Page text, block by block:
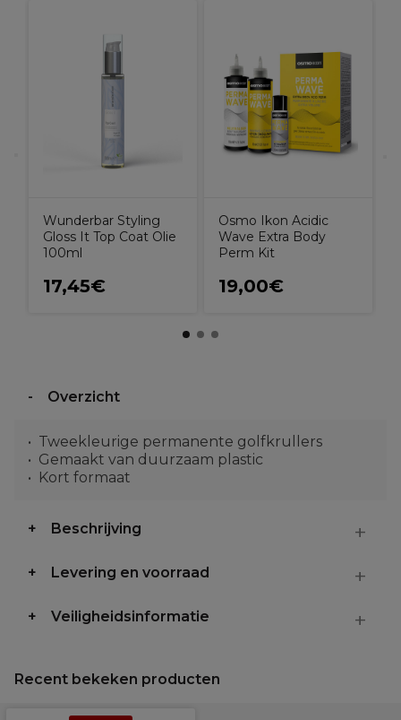
Wunderbar Styling
Gloss It Top Coat Olie
100ml
17,45€
Osmo Ikon Acidic
Wave Extra Body
Perm Kit
19,00€
Overzicht
Tweekleurige permanente golfkrullers
Gemaakt van duurzaam plastic
Kort formaat
Beschrijving
Levering en voorraad
Veiligheidsinformatie
Recent bekeken producten